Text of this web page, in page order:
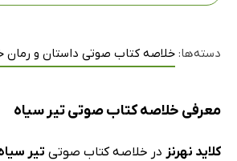
دسته‌ها: خلاصه کتاب صوتی داستان و رمان
معرفی خلاصه کتاب صوتی تیر سیاه
کلاید نهرنز در خلاصه کتاب صوتی تیر